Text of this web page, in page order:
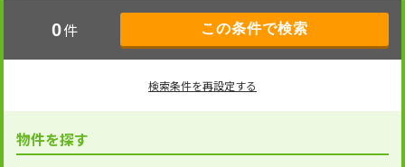
0件
検索条件を再設定する
物件を探す